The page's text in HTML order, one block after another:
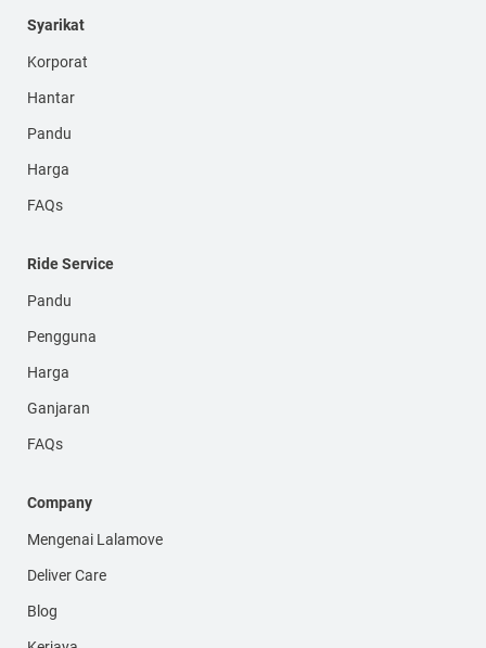
Syarikat
Korporat
Hantar
Pandu
Harga
FAQs
Ride Service
Pandu
Pengguna
Harga
Ganjaran
FAQs
Company
Mengenai Lalamove
Deliver Care
Blog